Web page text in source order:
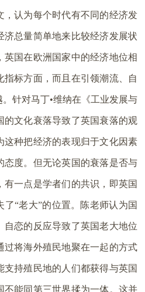
，认为每个时代有不同的经济发
济总量简单地来比较经济发展状
英国在欧洲国家中的经济地位相
指标方面，而且在引领潮流、自
针对马丁•维纳在《工业发展与
的文化衰落导致了英国衰落的观
这种把经济的表现归于文化因素
态度。但无论英国的衰落是否与
一点是学者们的共识，即英国
“老大”的位置。陈老师认为国
自恋的反应导致了英国老大地位
过将海外殖民地聚在一起的方式
持殖民地的人们都获得与英国
不能同第三世界揉为一体。这并